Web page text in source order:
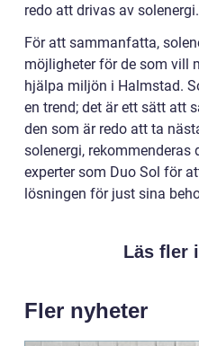
redo att drivas av solenergi.
För att sammanfatta,
möjligheter för de som vill
hjälpa miljön i Halmstad.
en trend; det är ett sätt att
den som är redo att ta
solenergi, rekommenderas
experter som Duo Sol för
lösningen för just sina
Läs fler
Fler nyheter